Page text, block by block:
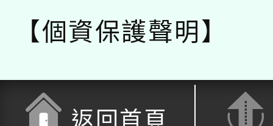
【個資保護聲明】
返回首頁